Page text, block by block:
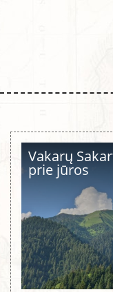
Vakarų
prie jūros